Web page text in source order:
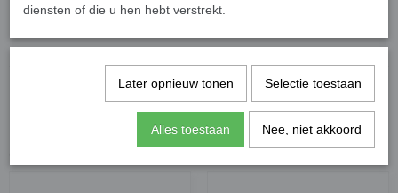
Save
diensten of die u hen hebt verstrekt.
Later opnieuw tonen Selectie toestaan
Alles toestaan Nee, niet akkoord